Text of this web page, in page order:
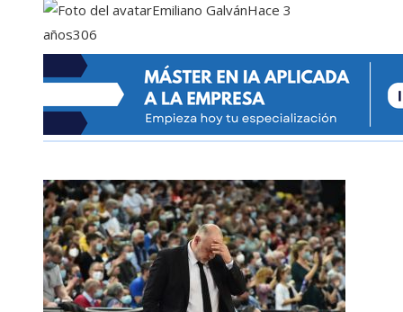
Emiliano GalvánHace 3
años306